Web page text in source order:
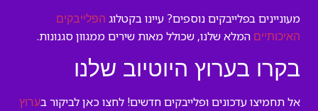
מעוניינים בפלייבקים נוספים? עיינו בקטלוג הפלייבקים
האיכותיים המלא שלנו, שכולל מאות שירים ממגוון סגנונות.
בקרו בערוץ היוטיוב שלנו
אל תחמיצו עדכונים ופלייבקים חדשים! לחצו כאן לביקור בערוץ